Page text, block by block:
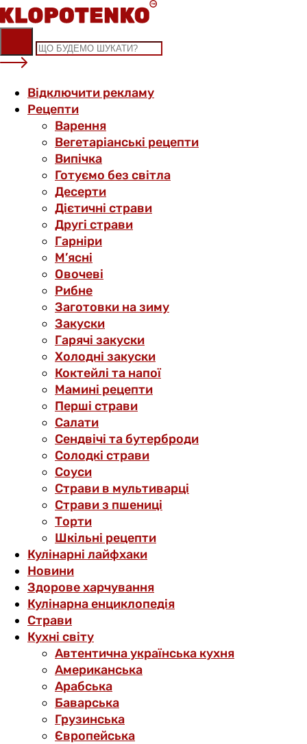
Skip
to
content
Відключити рекламу
Рецепти
Варення
Вегетаріанські рецепти
Випічка
Готуємо без світла
Десерти
Дієтичні страви
Другі страви
Гарніри
М’ясні
Овочеві
Рибне
Заготовки на зиму
Закуски
Гарячі закуски
Холодні закуски
Коктейлі та напої
Мамині рецепти
Перші страви
Салати
Сендвічі та бутерброди
Солодкі страви
Соуси
Страви в мультиварці
Страви з пшениці
Торти
Шкільні рецепти
Кулінарні лайфхаки
Новини
Здорове харчування
Кулінарна енциклопедія
Страви
Кухні світу
Автентична українська кухня
Американська
Арабська
Баварська
Грузинська
Європейська